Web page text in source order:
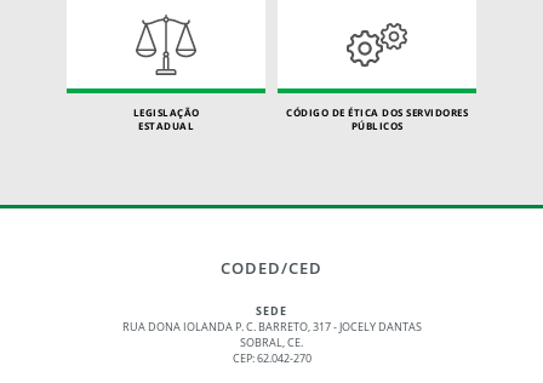
LEGISLAÇÃO
ESTADUAL
CÓDIGO DE ÉTICA DOS SERVIDORES
PÚBLICOS
CODED/CED
SEDE
RUA DONA IOLANDA P. C. BARRETO, 317 - JOCELY DANTAS
SOBRAL, CE.
CEP: 62.042-270